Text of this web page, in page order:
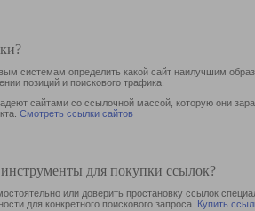
системам определить какой сайт наилучшим
позиций и поискового трафика.
сайтами со ссылочной массой, которую они
Смотреть ссылки сайтов
для покупки ссылок?
или доверить простановку ссылок
для конкретного поискового запроса. Купить